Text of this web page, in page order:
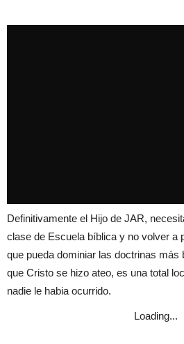
Definitivamente el Hijo de JAR,
clase de Escuela bíblica y no volver a
que pueda dominiar las doctrinas más
que Cristo se hizo ateo, es una total
nadie le habia ocurrido.
Loading...